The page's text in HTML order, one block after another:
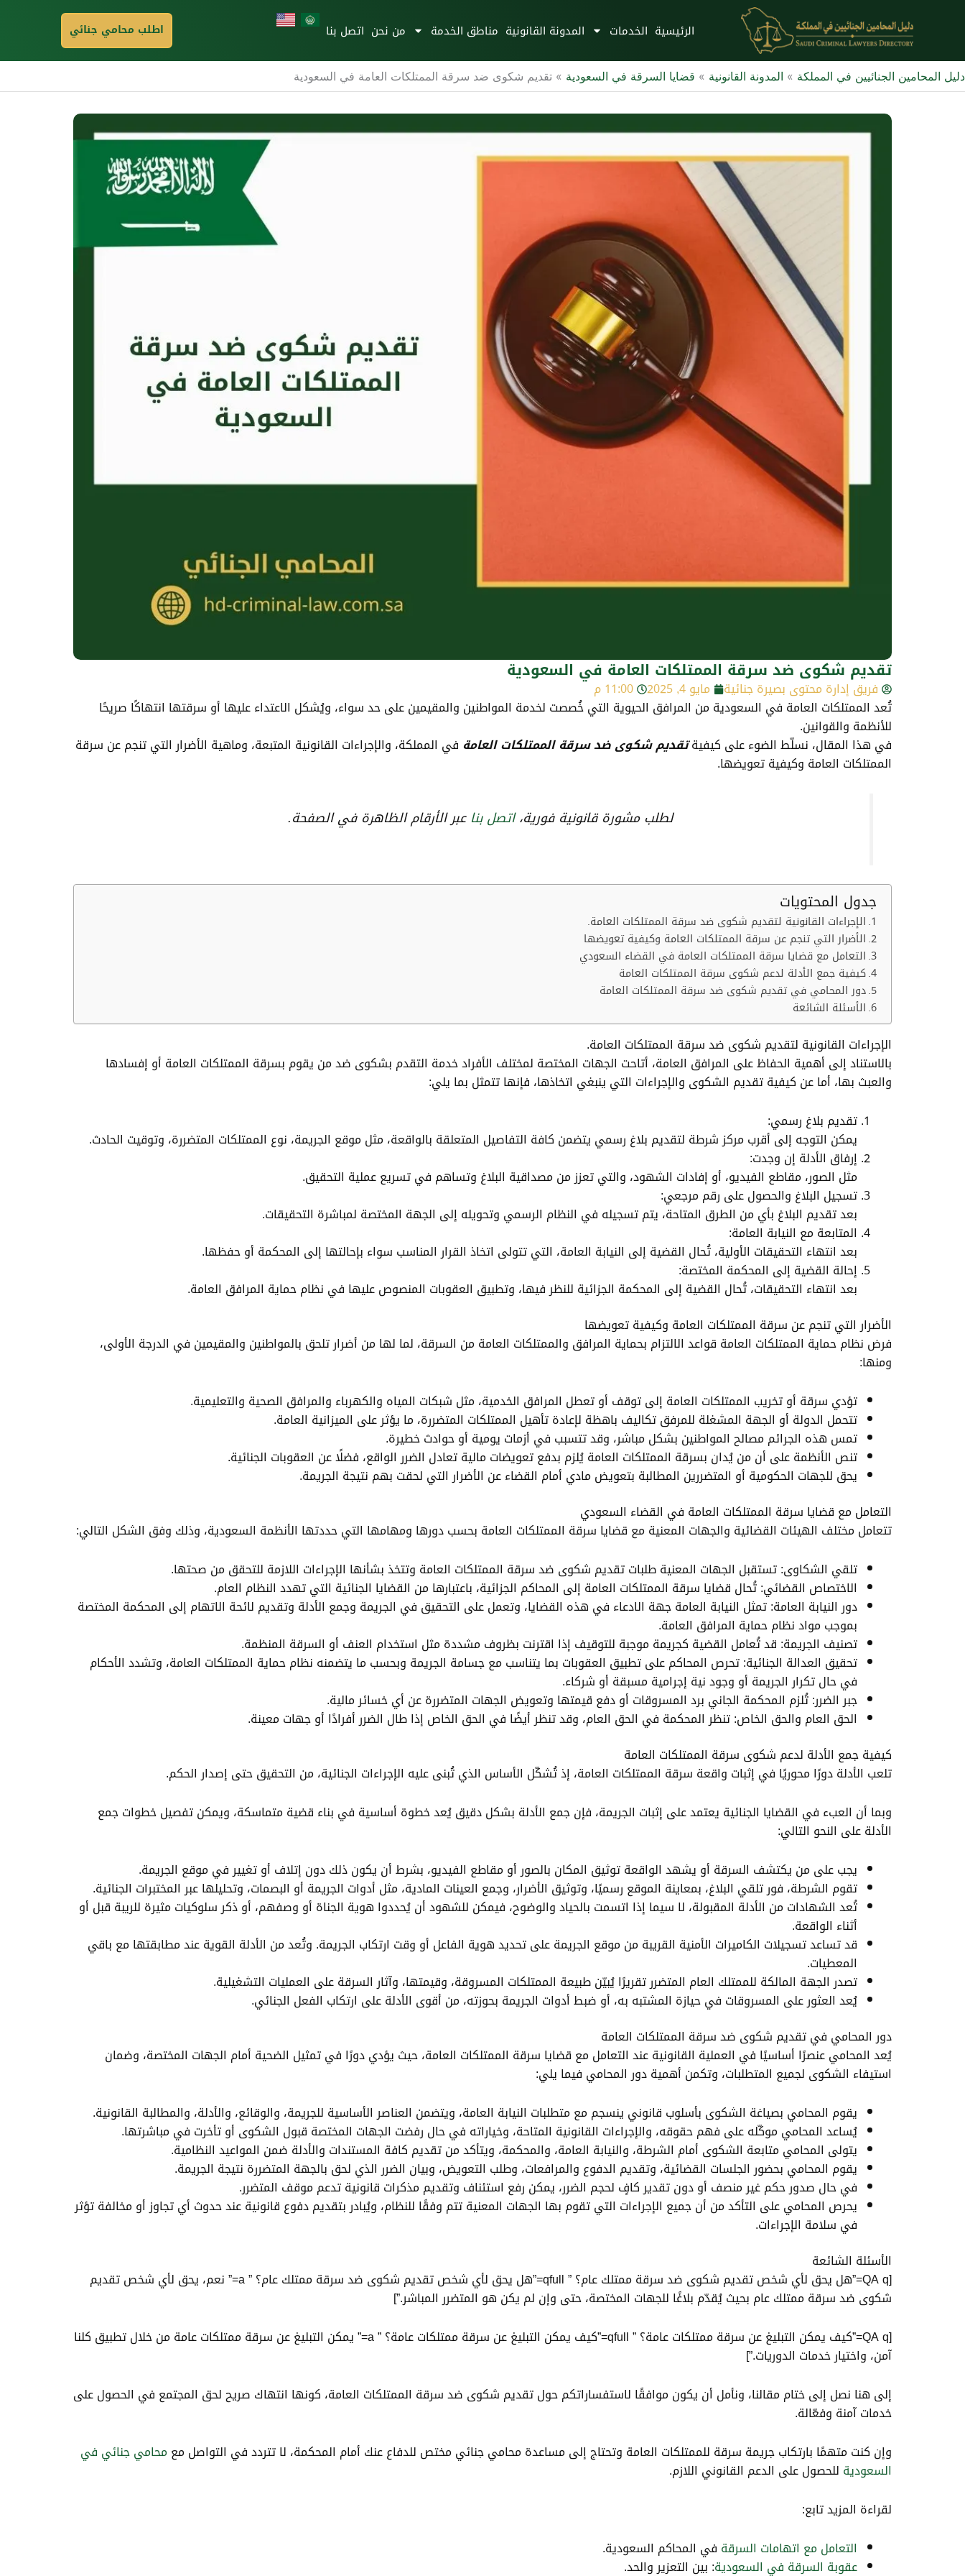
الرئيسية الخدمات المدونة القانونية مناطق الخدمة من نحن اتصل بنا اطلب محامي جنائي
دليل المحامين الجنائيين في المملكة » المدونة القانونية » قضايا السرقة في السعودية » تقديم شكوى ضد سرقة الممتلكات العامة في السعودية
تقديم شكوى ضد سرقة الممتلكات العامة في السعودية
فريق إدارة محتوى بصيرة جنائية مايو 4, 2025
11:00 م
تُعد الممتلكات العامة في السعودية من المرافق الحيوية التي خُصصت لخدمة المواطنين والمقيمين على حد سواء، ويُشكل الاعتداء عليها أو سرقتها انتهاكًا صريحًا
للأنظمة والقوانين.
في هذا المقال، نسلّط الضوء على كيفيةتقديم شكوى ضد سرقة الممتلكات العامة في المملكة، والإجراءات القانونية المتبعة، وماهية الأضرار التي تنجم عن سرقة
الممتلكات العامة وكيفية تعويضها.
لطلب مشورة قانونية فورية،اتصل بناعبر الأرقام الظاهرة في الصفحة.
جدول المحتويات
الإجراءات القانونية لتقديم شكوى ضد سرقة الممتلكات العامة.
الأضرار التي تنجم عن سرقة الممتلكات العامة وكيفية تعويضها
التعامل مع قضايا سرقة الممتلكات العامة في القضاء السعودي
كيفية جمع الأدلة لدعم شكوى سرقة الممتلكات العامة
دور المحامي في تقديم شكوى ضد سرقة الممتلكات العامة
الأسئلة الشائعة
الإجراءات القانونية لتقديم شكوى ضد سرقة الممتلكات العامة.
بالاستناد إلى أهمية الحفاظ على المرافق العامة، أتاحت الجهات المختصة لمختلف الأفراد خدمة التقدم بشكوى ضد من يقوم بسرقة الممتلكات العامة أو إفسادها
والعبث بها، أما عن كيفية تقديم الشكوى والإجراءات التي ينبغي اتخاذها، فإنها تتمثل بما يلي:
تقديم بلاغ رسمي:
يمكن التوجه إلى أقرب مركز شرطة لتقديم بلاغ رسمي يتضمن كافة التفاصيل المتعلقة بالواقعة، مثل موقع الجريمة، نوع الممتلكات المتضررة، وتوقيت الحادث.
إرفاق الأدلة إن وجدت:
مثل الصور، مقاطع الفيديو، أو إفادات الشهود، والتي تعزز من مصداقية البلاغ وتساهم في تسريع عملية التحقيق.
تسجيل البلاغ والحصول على رقم مرجعي:
بعد تقديم البلاغ بأي من الطرق المتاحة، يتم تسجيله في النظام الرسمي وتحويله إلى الجهة المختصة لمباشرة التحقيقات.
المتابعة مع النيابة العامة:
بعد انتهاء التحقيقات الأولية، تُحال القضية إلى النيابة العامة، التي تتولى اتخاذ القرار المناسب سواء بإحالتها إلى المحكمة أو حفظها.
إحالة القضية إلى المحكمة المختصة:
بعد انتهاء التحقيقات، تُحال القضية إلى المحكمة الجزائية للنظر فيها، وتطبيق العقوبات المنصوص عليها في نظام حماية المرافق العامة.
الأضرار التي تنجم عن سرقة الممتلكات العامة وكيفية تعويضها
فرض نظام حماية الممتلكات العامة قواعد الالتزام بحماية المرافق والممتلكات العامة من السرقة، لما لها من أضرار تلحق بالمواطنين والمقيمين في الدرجة الأولى،
ومنها:
تؤدي سرقة أو تخريب الممتلكات العامة إلى توقف أو تعطل المرافق الخدمية، مثل شبكات المياه والكهرباء والمرافق الصحية والتعليمية.
تتحمل الدولة أو الجهة المشغلة للمرفق تكاليف باهظة لإعادة تأهيل الممتلكات المتضررة، ما يؤثر على الميزانية العامة.
تمس هذه الجرائم مصالح المواطنين بشكل مباشر، وقد تتسبب في أزمات يومية أو حوادث خطيرة.
تنص الأنظمة على أن من يُدان بسرقة الممتلكات العامة يُلزم بدفع تعويضات مالية تعادل الضرر الواقع، فضلًا عن العقوبات الجنائية.
يحق للجهات الحكومية أو المتضررين المطالبة بتعويض مادي أمام القضاء عن الأضرار التي لحقت بهم نتيجة الجريمة.
التعامل مع قضايا سرقة الممتلكات العامة في القضاء السعودي
تتعامل مختلف الهيئات القضائية والجهات المعنية مع قضايا سرقة الممتلكات العامة بحسب دورها ومهامها التي حددتها الأنظمة السعودية، وذلك وفق الشكل التالي:
تلقي الشكاوى: تستقبل الجهات المعنية طلبات تقديم شكوى ضد سرقة الممتلكات العامة وتتخذ بشأنها الإجراءات اللازمة للتحقق من صحتها.
الاختصاص القضائي: تُحال قضايا سرقة الممتلكات العامة إلى المحاكم الجزائية، باعتبارها من القضايا الجنائية التي تهدد النظام العام.
دور النيابة العامة: تمثل النيابة العامة جهة الادعاء في هذه القضايا، وتعمل على التحقيق في الجريمة وجمع الأدلة وتقديم لائحة الاتهام إلى المحكمة المختصة
بموجب مواد نظام حماية المرافق العامة.
تصنيف الجريمة: قد تُعامل القضية كجريمة موجبة للتوقيف إذا اقترنت بظروف مشددة مثل استخدام العنف أو السرقة المنظمة.
تحقيق العدالة الجنائية: تحرص المحاكم على تطبيق العقوبات بما يتناسب مع جسامة الجريمة وبحسب ما يتضمنه نظام حماية الممتلكات العامة، وتشدد الأحكام
في حال تكرار الجريمة أو وجود نية إجرامية مسبقة أو شركاء.
جبر الضرر: تُلزم المحكمة الجاني برد المسروقات أو دفع قيمتها وتعويض الجهات المتضررة عن أي خسائر مالية.
الحق العام والحق الخاص: تنظر المحكمة في الحق العام، وقد تنظر أيضًا في الحق الخاص إذا طال الضرر أفرادًا أو جهات معينة.
كيفية جمع الأدلة لدعم شكوى سرقة الممتلكات العامة
تلعب الأدلة دورًا محوريًا في إثبات واقعة سرقة الممتلكات العامة، إذ تُشكّل الأساس الذي تُبنى عليه الإجراءات الجنائية، من التحقيق حتى إصدار الحكم.
وبما أن العبء في القضايا الجنائية يعتمد على إثبات الجريمة، فإن جمع الأدلة بشكل دقيق يُعد خطوة أساسية في بناء قضية متماسكة، ويمكن تفصيل خطوات جمع
الأدلة على النحو التالي:
يجب على من يكتشف السرقة أو يشهد الواقعة توثيق المكان بالصور أو مقاطع الفيديو، بشرط أن يكون ذلك دون إتلاف أو تغيير في موقع الجريمة.
تقوم الشرطة، فور تلقي البلاغ، بمعاينة الموقع رسميًا، وتوثيق الأضرار، وجمع العينات المادية، مثل أدوات الجريمة أو البصمات، وتحليلها عبر المختبرات الجنائية.
تُعد الشهادات من الأدلة المقبولة، لا سيما إذا اتسمت بالحياد والوضوح، فيمكن للشهود أن يُحددوا هوية الجناة أو وصفهم، أو ذكر سلوكيات مثيرة للريبة قبل أو
أثناء الواقعة.
قد تساعد تسجيلات الكاميرات الأمنية القريبة من موقع الجريمة على تحديد هوية الفاعل أو وقت ارتكاب الجريمة. وتُعد من الأدلة القوية عند مطابقتها مع باقي
المعطيات.
تصدر الجهة المالكة للممتلك العام المتضرر تقريرًا يُبيّن طبيعة الممتلكات المسروقة، وقيمتها، وآثار السرقة على العمليات التشغيلية.
يُعد العثور على المسروقات في حيازة المشتبه به، أو ضبط أدوات الجريمة بحوزته، من أقوى الأدلة على ارتكاب الفعل الجنائي.
دور المحامي في تقديم شكوى ضد سرقة الممتلكات العامة
يُعد المحامي عنصرًا أساسيًا في العملية القانونية عند التعامل مع قضايا سرقة الممتلكات العامة، حيث يؤدي دورًا في تمثيل الضحية أمام الجهات المختصة، وضمان
استيفاء الشكوى لجميع المتطلبات، وتكمن أهمية دور المحامي فيما يلي:
يقوم المحامي بصياغة الشكوى بأسلوب قانوني ينسجم مع متطلبات النيابة العامة، ويتضمن العناصر الأساسية للجريمة، والوقائع، والأدلة، والمطالبة القانونية.
يُساعد المحامي موكّله على فهم حقوقه، والإجراءات القانونية المتاحة، وخياراته في حال رفضت الجهات المختصة قبول الشكوى أو تأخرت في مباشرتها.
يتولى المحامي متابعة الشكوى أمام الشرطة، والنيابة العامة، والمحكمة، ويتأكد من تقديم كافة المستندات والأدلة ضمن المواعيد النظامية.
يقوم المحامي بحضور الجلسات القضائية، وتقديم الدفوع والمرافعات، وطلب التعويض، وبيان الضرر الذي لحق بالجهة المتضررة نتيجة الجريمة.
في حال صدور حكم غير منصف أو دون تقدير كافٍ لحجم الضرر، يمكن رفع استئناف وتقديم مذكرات قانونية تدعم موقف المتضرر.
يحرص المحامي على التأكد من أن جميع الإجراءات التي تقوم بها الجهات المعنية تتم وفقًا للنظام، ويُبادر بتقديم دفوع قانونية عند حدوث أي تجاوز أو مخالفة تؤثر
في سلامة الإجراءات.
الأسئلة الشائعة
[QA q=”هل يحق لأي شخص تقديم شكوى ضد سرقة ممتلك عام؟ ” qfull=”هل يحق لأي شخص تقديم شكوى ضد سرقة ممتلك عام؟ ” a=” نعم، يحق لأي شخص تقديم
شكوى ضد سرقة ممتلك عام بحيث يُقدّم بلاغًا للجهات المختصة، حتى وإن لم يكن هو المتضرر المباشر.”]
[QA q=”كيف يمكن التبليغ عن سرقة ممتلكات عامة؟ ” qfull=”كيف يمكن التبليغ عن سرقة ممتلكات عامة؟ ” a=” يمكن التبليغ عن سرقة ممتلكات عامة من خلال تطبيق كلنا
آمن، واختيار خدمات الدوريات.”]
إلى هنا نصل إلى ختام مقالنا، ونأمل أن يكون موافقًا لاستفساراتكم حول تقديم شكوى ضد سرقة الممتلكات العامة، كونها انتهاك صريح لحق المجتمع في الحصول على
خدمات آمنة وفعّالة.
وإن كنت متهمًا بارتكاب جريمة سرقة للممتلكات العامة وتحتاج إلى مساعدة محامي جنائي مختص للدفاع عنك أمام المحكمة، لا تتردد في التواصل معمحامي جنائي في
السعودية للحصول على الدعم القانوني اللازم.
لقراءة المزيد تابع:
التعامل مع اتهامات السرقة في المحاكم السعودية.
عقوبة السرقة في السعودية: بين التعزير والحد.